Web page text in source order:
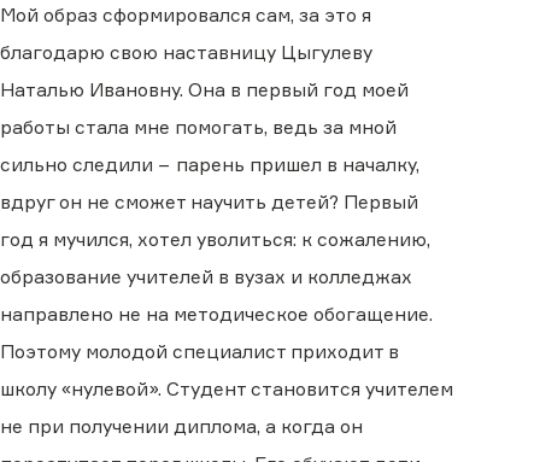
Мой образ сформировался сам, за это я
благодарю свою наставницу Цыгулеву
Наталью Ивановну. Она в первый год моей
работы стала мне помогать, ведь за мной
сильно следили − парень пришел в началку,
вдруг он не сможет научить детей? Первый
год я мучился, хотел уволиться: к сожалению,
образование учителей в вузах и колледжах
направлено не на методическое обогащение.
Поэтому молодой специалист приходит в
школу «нулевой». Студент становится учителем
не при получении диплома, а когда он